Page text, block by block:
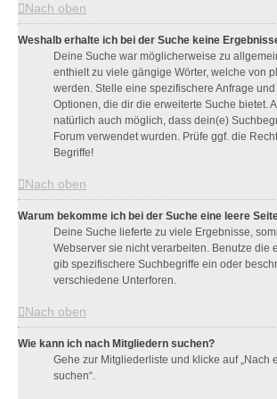
Nach oben
Weshalb erhalte ich bei der Suche keine
Deine Suche war möglicherweise zu
enthielt zu viele gängige Wörter, welche von
werden. Stelle eine spezifischere Anfrage
Optionen, die dir die erweiterte Suche bietet.
natürlich auch möglich, dass dein(e)
Forum verwendet wurden. Prüfe ggf. die
Begriffe!
Nach oben
Warum bekomme ich bei der Suche eine leere
Deine Suche lieferte zu viele Ergebnisse,
Webserver sie nicht verarbeiten. Benutze die
gib spezifischere Suchbegriffe ein oder
verschiedene Unterforen.
Nach oben
Wie kann ich nach Mitgliedern suchen?
Gehe zur Mitgliederliste und klicke auf „Nach
suchen“.